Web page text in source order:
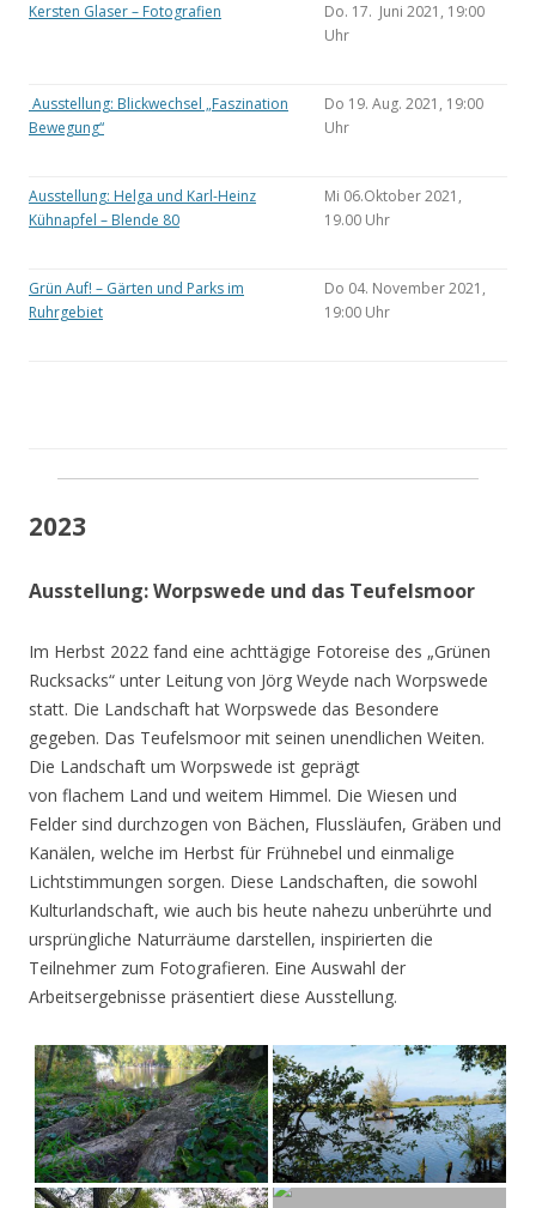
Kersten Glaser – Fotografien
Do. 17. Juni 2021, 19:00
Uhr
Ausstellung: Blickwechsel „Faszination
Bewegung“
Do 19. Aug. 2021, 19:00
Uhr
Ausstellung: Helga und Karl-Heinz
Kühnapfel – Blende 80
Mi 06.Oktober 2021,
19.00 Uhr
Grün Auf! – Gärten und Parks im
Ruhrgebiet
Do 04. November 2021,
19:00 Uhr
2023
Ausstellung: Worpswede und das Teufelsmoor
Im Herbst 2022 fand eine achttägige Fotoreise des „Grünen
Rucksacks“ unter Leitung von Jörg Weyde nach Worpswede
statt. Die Landschaft hat Worpswede das Besondere
gegeben. Das Teufelsmoor mit seinen unendlichen Weiten.
Die Landschaft um Worpswede ist geprägt
von flachem Land und weitem Himmel. Die Wiesen und
Felder sind durchzogen von Bächen, Flussläufen, Gräben und
Kanälen, welche im Herbst für Frühnebel und einmalige
Lichtstimmungen sorgen. Diese Landschaften, die sowohl
Kulturlandschaft, wie auch bis heute nahezu unberührte und
ursprüngliche Naturräume darstellen, inspirierten die
Teilnehmer zum Fotografieren. Eine Auswahl der
Arbeitsergebnisse präsentiert diese Ausstellung.